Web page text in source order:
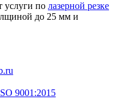
услуги по лазерной резке
до 25 мм и
9001:2015